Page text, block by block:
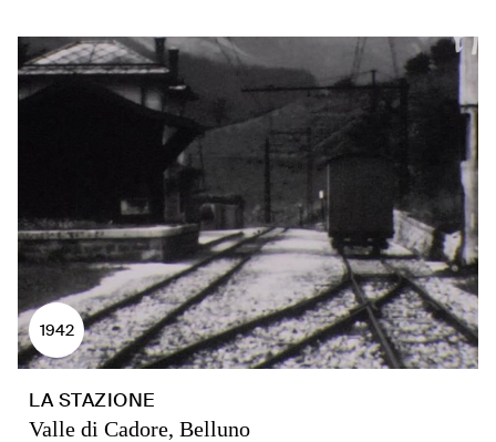
1942
LA STAZIONE
Valle di Cadore, Belluno